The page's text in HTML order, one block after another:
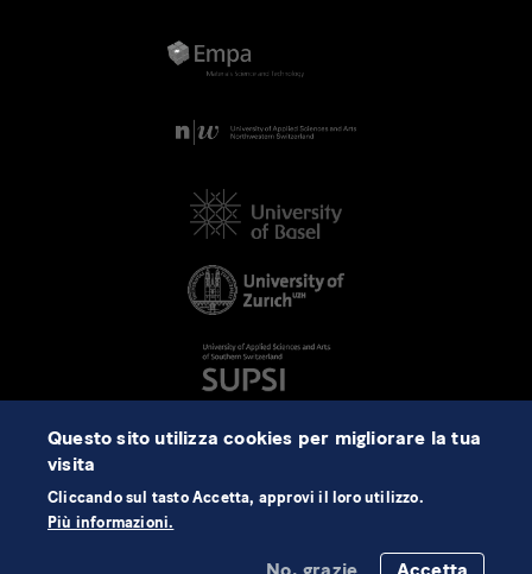
Questo sito utilizza cookies per migliorare la tua
visita
Cliccando sul tasto Accetta, approvi il loro utilizzo.
Più informazioni.